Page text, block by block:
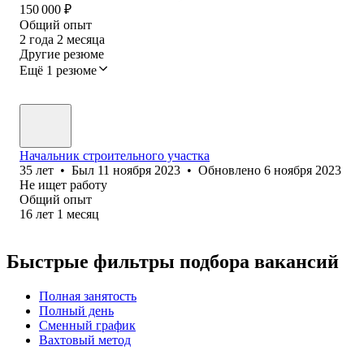
150 000 ₽
Общий опыт
2 года 2 месяца
Другие резюме
Ещё 1 резюме
Начальник строительного участка
35 лет • Был 11 ноября 2023 • Обновлено 6 ноября 2023
Не ищет работу
Общий опыт
16 лет 1 месяц
Быстрые фильтры подбора вакансий
Полная занятость
Полный день
Сменный график
Вахтовый метод